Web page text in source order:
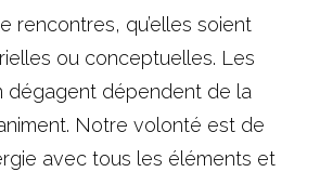
rencontres, qu’elles soient
ou conceptuelles. Les
dégagent dépendent de la
Notre volonté est de
avec tous les éléments et